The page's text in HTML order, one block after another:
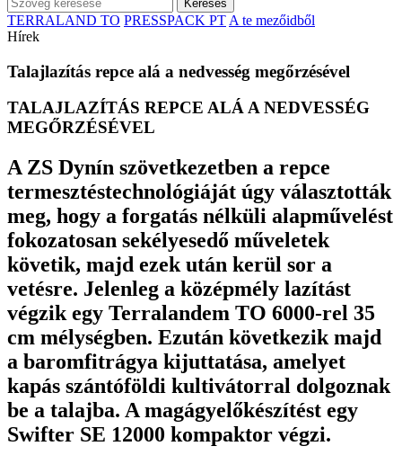
TERRALAND TO PRESSPACK PT A te mezőidből
Hírek
Talajlazítás repce alá a nedvesség megőrzésével
TALAJLAZÍTÁS REPCE ALÁ A NEDVESSÉG
MEGŐRZÉSÉVEL
A ZS Dynín szövetkezetben a repce
termesztéstechnológiáját úgy választották
meg, hogy a forgatás nélküli alapművelést
fokozatosan sekélyesedő műveletek
követik, majd ezek után kerül sor a
vetésre. Jelenleg a középmély lazítást
végzik egy Terralandem TO 6000-rel 35
cm mélységben. Ezután következik majd
a baromfitrágya kijuttatása, amelyet
kapás szántóföldi kultivátorral dolgoznak
be a talajba. A magágyelőkészítést egy
Swifter SE 12000 kompaktor végzi.